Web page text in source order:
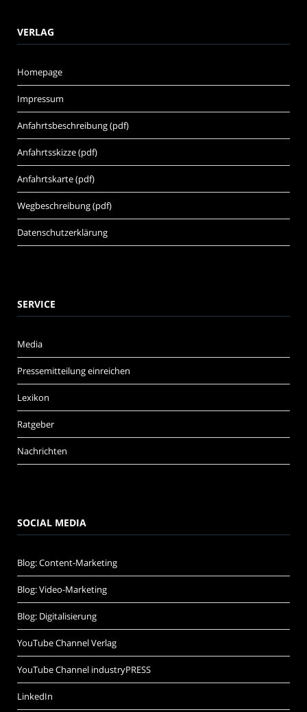
VERLAG
Homepage
Impressum
Anfahrtsbeschreibung (pdf)
Anfahrtsskizze (pdf)
Anfahrtskarte (pdf)
Wegbeschreibung (pdf)
Datenschutzerklärung
SERVICE
Media
Pressemitteilung einreichen
Lexikon
Ratgeber
Nachrichten
SOCIAL MEDIA
Blog: Content-Marketing
Blog: Video-Marketing
Blog: Digitalisierung
YouTube Channel Verlag
YouTube Channel industryPRESS
LinkedIn